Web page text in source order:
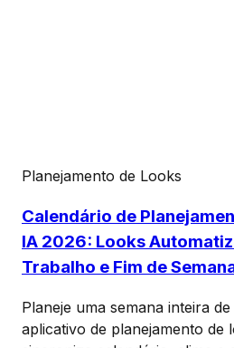
Planejamento de Looks
Calendário de
IA 2026: Looks
Trabalho e Fim de
Planeje uma semana inteira
aplicativo de planejamento de